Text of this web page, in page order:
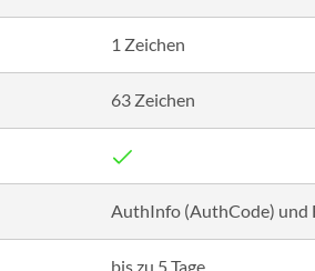
1 Zeichen
63 Zeichen
AuthInfo (AuthCode) und
bis zu 5 Tage